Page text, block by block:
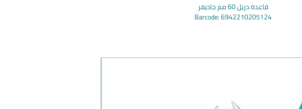
قاعدة دريل 60 مم جاديفر
Barcode: 6942210205124